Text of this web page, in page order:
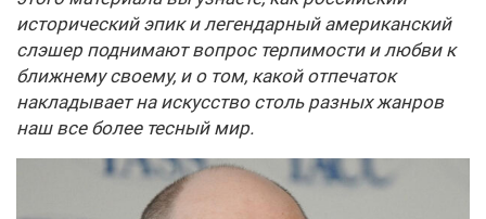
исторический эпик и легендарный американский
слэшер поднимают вопрос терпимости и любви к
ближнему своему, и о том, какой отпечаток
накладывает на искусство столь разных жанров
наш все более тесный мир.